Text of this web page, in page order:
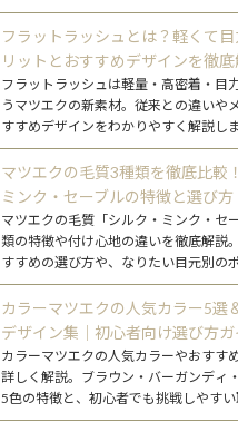
にご紹介します。
フラットラッシュとは？軽くて目
リットとおすすめデザインを徹
フラットラッシュは軽量・高密着・目
うマツエクの新素材。従来との違いや
すすめデザインをわかりやすく解説しま
マツエクの毛質3種類を徹底比較
ミンク・セーブルの特徴と選び方
マツエクの毛質「シルク・ミンク・セ
類の特徴や付け心地の違いを徹底解説
すすめの選び方や、なりたい目元別の
紹介します。
カラーマツエクの人気カラー5選
デザイン集｜初心者向け選び方ガ
カラーマツエクの人気カラーやおすす
詳しく解説。ブラウン・バーガンディ
5色の特徴と、初心者でも挑戦しやす
を紹介します。